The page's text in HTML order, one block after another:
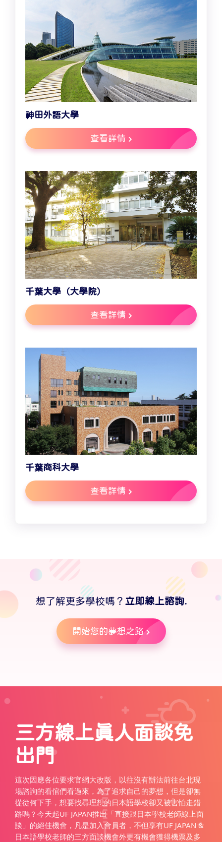
神田外語大學
查看詳情
千葉大學（大學院）
查看詳情
千葉商科大學
查看詳情
想了解更多學校嗎？ 立即線上諮詢.
開始您的夢想之路
三方線上真人面談免
出門
這次因應各位要求官網大改版，以往沒有辦法前往台北現
場諮詢的看倌們看過來，為了追求自己的夢想，但是卻無
從從何下手，想要找尋理想的日本語學校卻又被害怕走錯
路嗎？今天起UF JAPAN推出「直接跟日本學校老師線上面
談」的絕佳機會，凡是加入會員者，不但享有UF JAPAN &
日本語學校老師的三方面談機會外更有機會獲得機票及多